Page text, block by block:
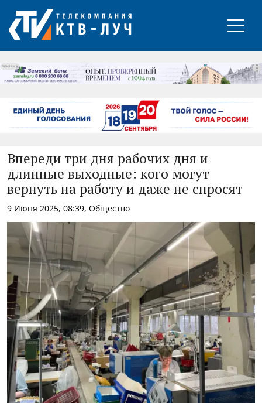
РЕКЛАМА
Впереди три дня рабочих дня и
длинные выходные: кого могут
вернуть на работу и даже не спросят
9 Июня 2025, 08:39, Общество